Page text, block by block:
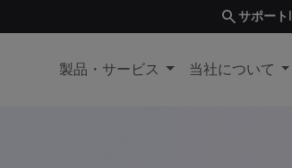
searchサポート
製品・サービス 当社について